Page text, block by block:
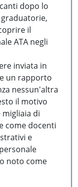
dopo lo
il
ATA negli
inviata in
un rapporto
nessun'altra
il motivo
di
come docenti
e
noto come